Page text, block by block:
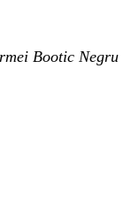
Bootic Negru